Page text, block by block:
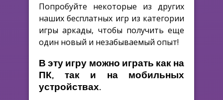
Попробуйте некоторые из других
наших бесплатных игр из категории
игры аркады, чтобы получить еще
один новый и незабываемый опыт!
В эту игру можно играть как на
ПК, так и на мобильных
устройствах.